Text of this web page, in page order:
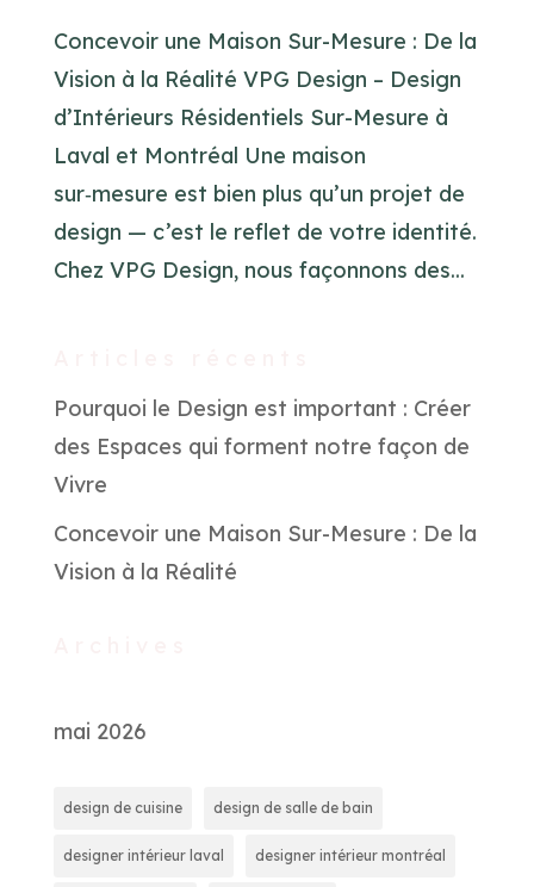
Concevoir une Maison Sur-Mesure : De la
Vision à la Réalité VPG Design – Design
d’Intérieurs Résidentiels Sur-Mesure à
Laval et Montréal Une maison
sur‑mesure est bien plus qu’un projet de
design — c’est le reflet de votre identité.
Chez VPG Design, nous façonnons des...
Pourquoi le Design est important : Créer
des Espaces qui forment notre façon de
Vivre
Concevoir une Maison Sur-Mesure : De la
Vision à la Réalité
mai 2026
design de cuisine design de salle de bain
designer intérieur laval designer intérieur montréal